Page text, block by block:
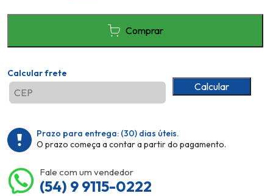
Comprar
Calcular frete
Calcular
Prazo para entrega: (30) dias úteis.
O prazo começa a contar a partir do pagamento.
Fale com um vendedor
(54) 9 9115-0222